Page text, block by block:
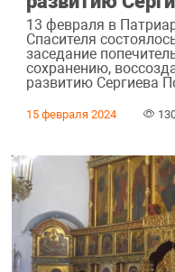
13 февраля в
Спасителя
заседание
сохранению,
развитию Сергиева
15 февраля 2024